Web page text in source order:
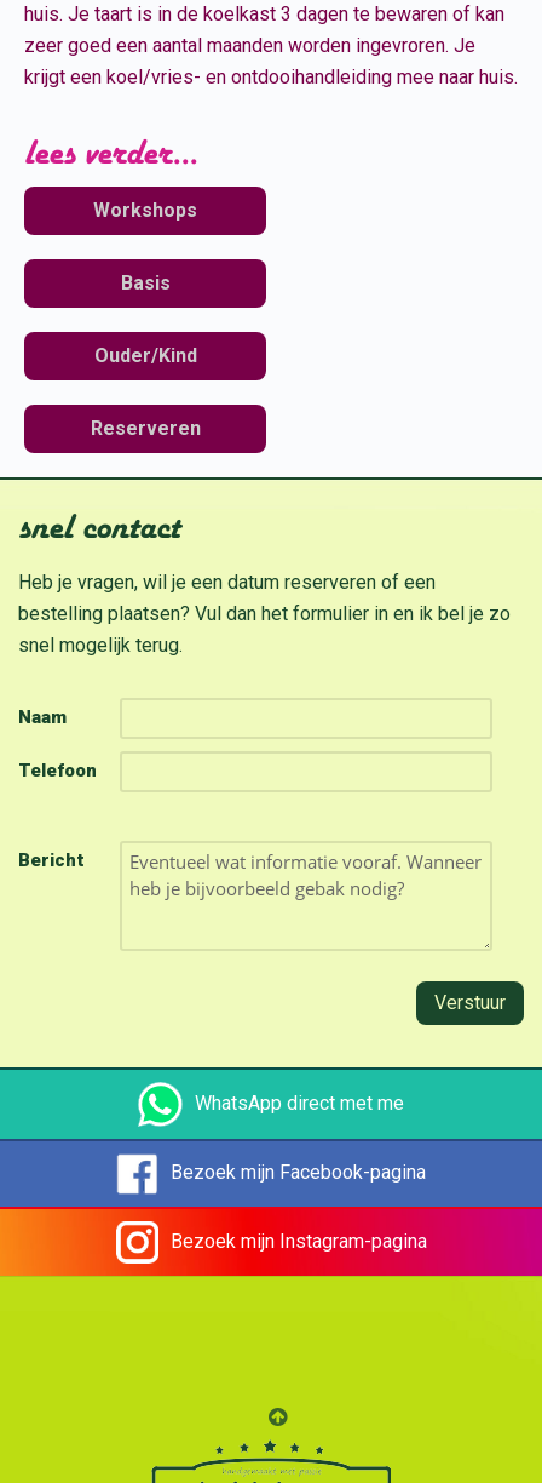
huis. Je taart is in de koelkast 3 dagen te bewaren of kan
zeer goed een aantal maanden worden ingevroren. Je
krijgt een koel/vries- en ontdooihandleiding mee naar huis.
lees verder...
Workshops
Basis
Ouder/Kind
Reserveren
snel contact
Heb je vragen, wil je een datum reserveren of een
bestelling plaatsen? Vul dan het formulier in en ik bel je zo
snel mogelijk terug.
Naam
Telefoon
Bericht
Verstuur
WhatsApp direct met me
Bezoek mijn Facebook-pagina
Bezoek mijn Instagram-pagina